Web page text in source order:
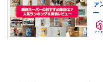
ァ
ー